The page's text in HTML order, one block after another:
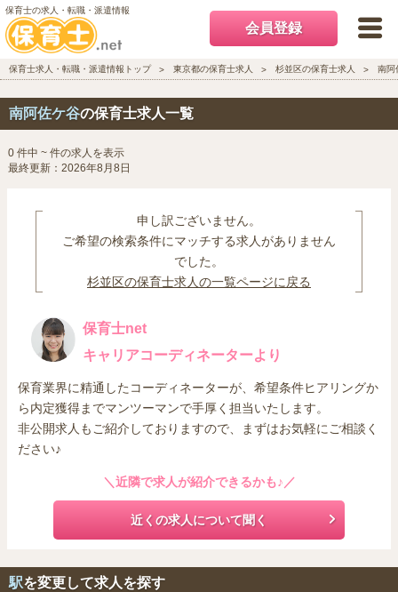
保育士の求人・転職・派遣情報
会員登録
保育士求人・転職・派遣情報トップ 東京都の保育士求人 杉並区の保育士求人 南阿
南阿佐ケ谷の保育士求人一覧
0 件中 ~ 件の求人を表示
最終更新：2026年8月8日
申し訳ございません。
ご希望の検索条件にマッチする求人がありません
でした。
杉並区の保育士求人の一覧ページに戻る
保育士net
キャリアコーディネーターより
保育業界に精通したコーディネーターが、希望条件ヒアリングか
ら内定獲得までマンツーマンで手厚く担当いたします。
非公開求人もご紹介しておりますので、まずはお気軽にご相談く
ださい♪
＼近隣で求人が紹介できるかも♪／
近くの求人について聞く
駅を変更して求人を探す